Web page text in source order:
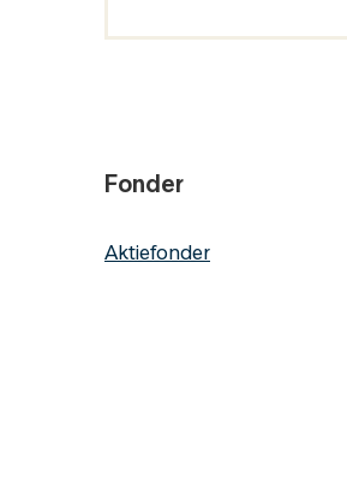
Fonder
Aktiefonder